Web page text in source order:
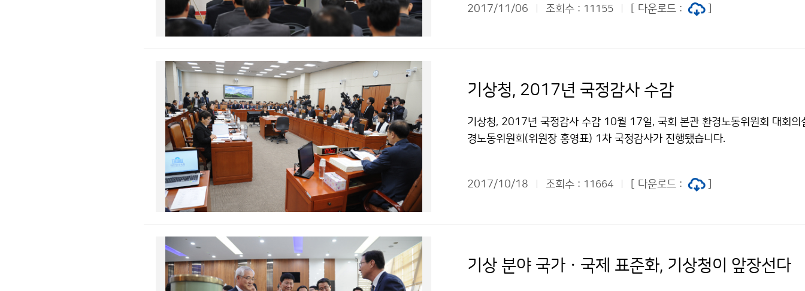
개최했습니다.
2017/11/06 조회수 : 11155 [ 다운로드 :
기상청, 2017년 국정감사 수감
기상청, 2017년 국정감사 수감 10월 17일, 국회 본관 환경노동위원회 대회의
경노동위원회(위원장 홍영표) 1차 국정감사가 진행됐습니다.
2017/10/18 조회수 : 11664 [ 다운로드 :
기상 분야 국가ㆍ국제 표준화, 기상청이 앞장선다